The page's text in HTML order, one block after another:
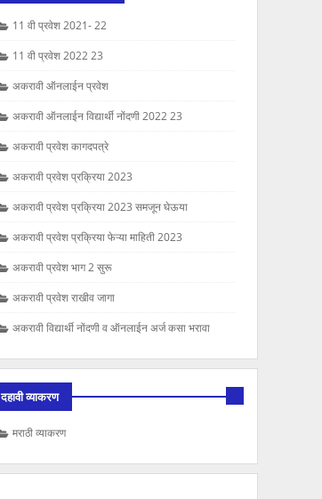
11 वी प्रवेश 2021- 22
11 वी प्रवेश 2022 23
अकरावी ऑनलाईन प्रवेश
अकरावी ऑनलाईन विद्यार्थी नोंदणी 2022 23
अकरावी प्रवेश कागदपत्रे
अकरावी प्रवेश प्रक्रिया 2023
अकरावी प्रवेश प्रक्रिया 2023 समजून घेऊया
अकरावी प्रवेश प्रक्रिया फेऱ्या माहिती 2023
अकरावी प्रवेश भाग 2 सुरू
अकरावी प्रवेश राखीव जागा
अकरावी विद्यार्थी नोंदणी व ऑनलाईन अर्ज कसा भरावा
दहावी व्याकरण
मराठी व्याकरण